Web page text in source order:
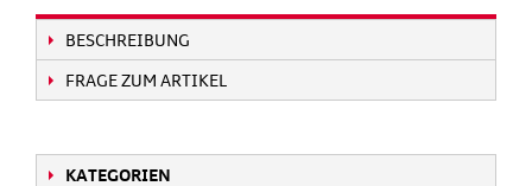
BESCHREIBUNG
FRAGE ZUM ARTIKEL
KATEGORIEN